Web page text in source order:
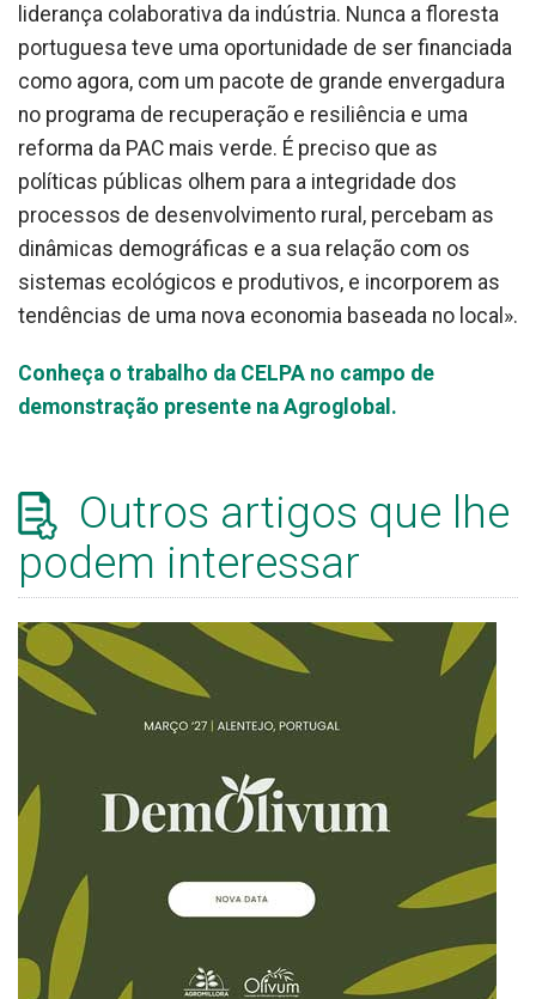
liderança colaborativa da indústria. Nunca a floresta
portuguesa teve uma oportunidade de ser financiada
como agora, com um pacote de grande envergadura
no programa de recuperação e resiliência e uma
reforma da PAC mais verde. É preciso que as
políticas públicas olhem para a integridade dos
processos de desenvolvimento rural, percebam as
dinâmicas demográficas e a sua relação com os
sistemas ecológicos e produtivos, e incorporem as
tendências de uma nova economia baseada no local».
Conheça o trabalho da CELPA no campo de
demonstração presente na Agroglobal.
Outros artigos que lhe
podem interessar